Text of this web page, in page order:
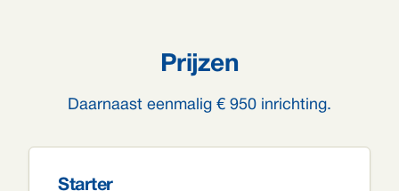
Prijzen
Daarnaast eenmalig € 950 inrichting.
Starter